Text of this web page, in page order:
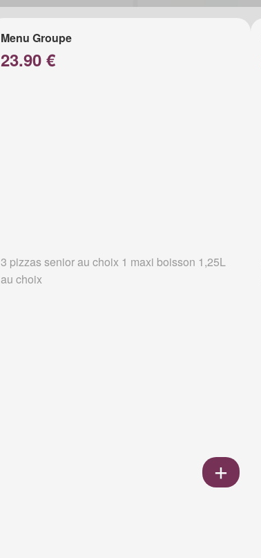
Menu Groupe
23.90 €
3 pizzas senior au choix 1 maxi boisson 1,25L
au choix